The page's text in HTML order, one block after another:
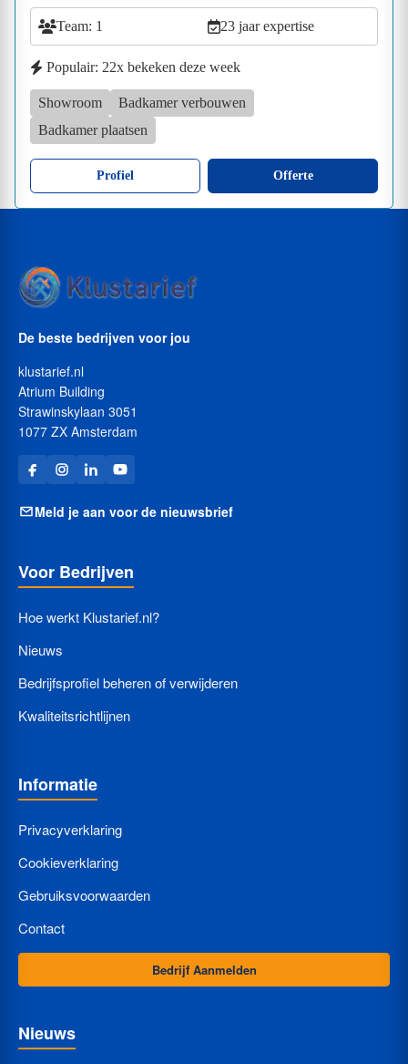
Team: 1 23 jaar expertise
Populair: 22x bekeken deze week
Showroom
Badkamer verbouwen
Badkamer plaatsen
Profiel Offerte
De beste bedrijven voor jou
klustarief.nl
Atrium Building
Strawinskylaan 3051
1077 ZX Amsterdam
Meld je aan voor de nieuwsbrief
Voor Bedrijven
Hoe werkt Klustarief.nl?
Nieuws
Bedrijfsprofiel beheren of verwijderen
Kwaliteitsrichtlijnen
Informatie
Privacyverklaring
Cookieverklaring
Gebruiksvoorwaarden
Contact
Bedrijf Aanmelden
Nieuws